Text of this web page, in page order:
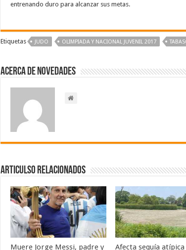
entrenando duro para alcanzar sus metas.
Etiquetas JUDO OLIMPIADA Y NACIONAL JUVENIL 2017
Acerca de NOVEDADES
Articulso Relacionados
Muere Jorge Messi, padre y Afecta sequía atípica